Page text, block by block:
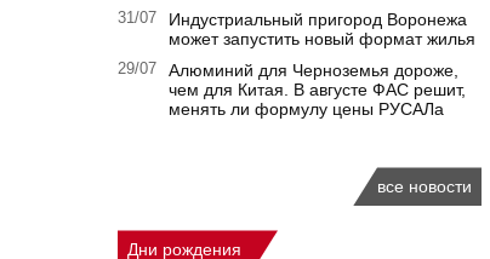
31/07
Индустриальный пригород Воронежа
может запустить новый формат жилья
29/07
Алюминий для Черноземья дороже,
чем для Китая. В августе ФАС решит,
менять ли формулу цены РУСАЛа
все новости
Дни рождения